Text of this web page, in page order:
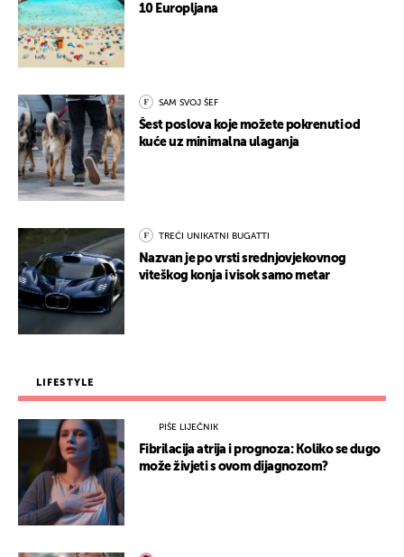
10 Europljana
SAM SVOJ ŠEF
Šest poslova koje možete pokrenuti od
kuće uz minimalna ulaganja
TREĆI UNIKATNI BUGATTI
Nazvan je po vrsti srednjovjekovnog
viteškog konja i visok samo metar
LIFESTYLE
PIŠE LIJEČNIK
Fibrilacija atrija i prognoza: Koliko se dugo
može živjeti s ovom dijagnozom?